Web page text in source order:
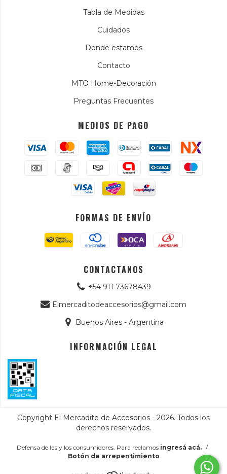
Tabla de Medidas
Cuidados
Donde estamos
Contacto
MTO Home-Decoración
Preguntas Frecuentes
MEDIOS DE PAGO
FORMAS DE ENVÍO
CONTACTANOS
+54 911 73678439
Elmercaditodeaccesorios@gmail.com
Buenos Aires - Argentina
INFORMACIÓN LEGAL
Copyright El Mercadito de Accesorios - 2026. Todos los
derechos reservados.
Defensa de las y los consumidores. Para reclamos ingresá acá. /
Botón de arrepentimiento